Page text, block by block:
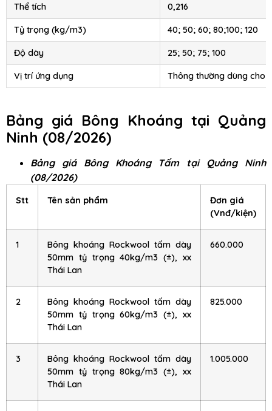
Thể tích 0,216
Tỷ trọng (kg/m3) 40; 50; 60; 80;100; 120
Độ dày 25; 50; 75; 100
Vị trí ứng dụng Thông thường dùng cho
Bảng giá Bông Khoáng tại Quảng
Ninh (08/2026)
Bảng giá Bông Khoáng Tấm tại Quảng Ninh
(08/2026)
Stt Tên sản phẩm
Đơn giá
(Vnđ/kiện)
1
Bông khoáng Rockwool tấm dày
50mm tỷ trọng 40kg/m3 (±), xx
Thái Lan
660.000
2
Bông khoáng Rockwool tấm dày
50mm tỷ trọng 60kg/m3 (±), xx
Thái Lan
825.000
3
Bông khoáng Rockwool tấm dày
50mm tỷ trọng 80kg/m3 (±), xx
Thái Lan
1.005.000